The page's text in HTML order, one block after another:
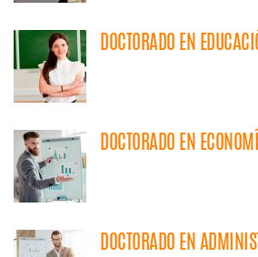
DOCTORADO EN
DOCTORADO EN
DOCTORADO EN